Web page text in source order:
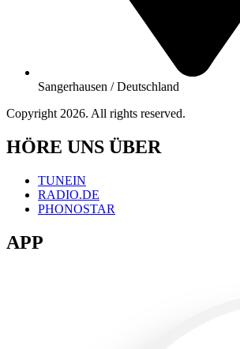
Sangerhausen / Deutschland
Copyright 2026. All rights reserved.
HÖRE UNS ÜBER
TUNEIN
RADIO.DE
PHONOSTAR
APP